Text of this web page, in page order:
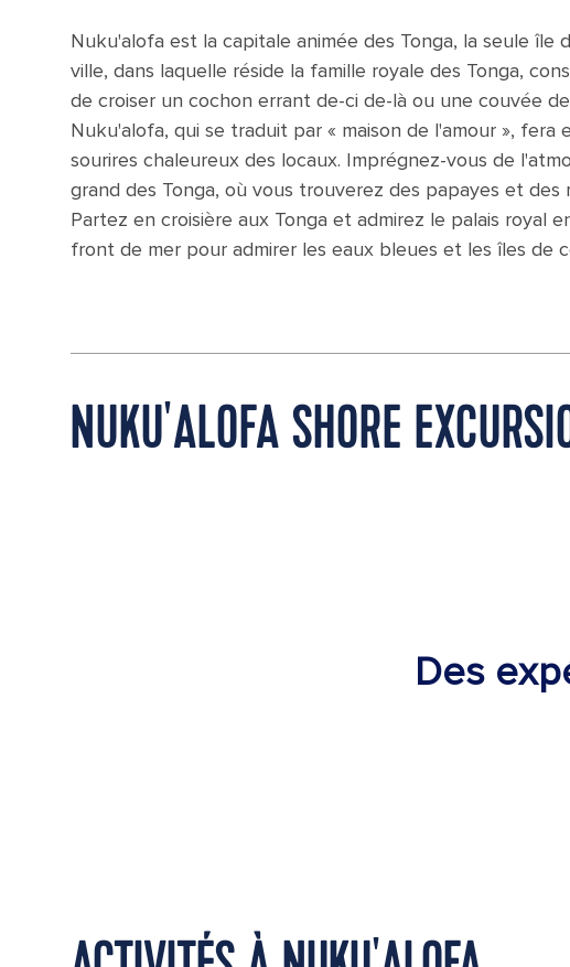
Nuku'alofa est la capitale animée des Tonga, la seule île
ville, dans laquelle réside la famille royale des Tonga,
de croiser un cochon errant de-ci de-là ou une couvée
Nuku'alofa, qui se traduit par « maison de l'amour »,
sourires chaleureux des locaux. Imprégnez-vous de
grand des Tonga, où vous trouverez des papayes et des
Partez en croisière aux Tonga et admirez le palais royal
front de mer pour admirer les eaux bleues et les îles de
NUKU'ALOFA SHORE
Des